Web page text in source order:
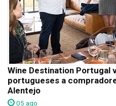
Wine Destination Portugal
portugueses a
Alentejo
05 ago